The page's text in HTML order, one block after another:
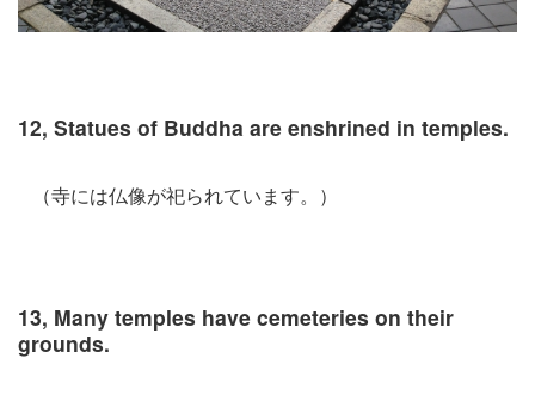
12, Statues of Buddha are enshrined in temples.
（寺には仏像が祀られています。）
13, Many temples have cemeteries on their
grounds.